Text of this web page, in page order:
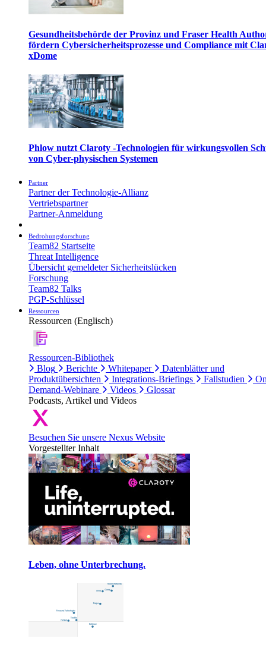
Gesundheitsbehörde der Provinz und Fraser Health
fördern Cybersicherheitsprozesse und Compliance mit
xDome
Phlow nutzt Claroty -Technologien für wirkungsvollen
von Cyber-physischen Systemen
Partner
Partner der Technologie-Allianz
Vertriebspartner
Partner-Anmeldung
Bedrohungsforschung
Team82 Startseite
Threat Intelligence
Übersicht gemeldeter Sicherheitslücken
Forschung
Team82 Talks
PGP-Schlüssel
Ressourcen
Ressourcen (Englisch)
Ressourcen-Bibliothek
Blog
Berichte Whitepaper
Datenblätter und
Produktübersichten
Integrations-Briefings Fallstudien
Demand-Webinare
Videos
Glossar
Podcasts, Artikel und Videos
Besuchen Sie unsere Nexus Website
Vorgestellter Inhalt
Leben, ohne Unterbrechung.